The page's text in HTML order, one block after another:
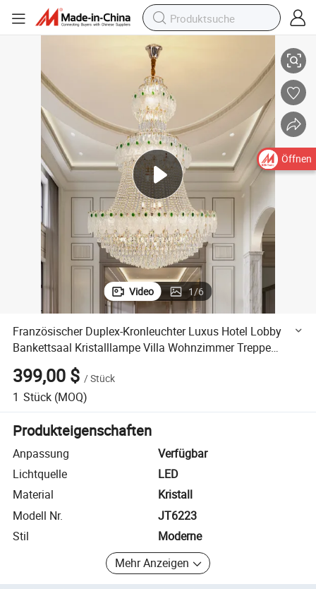
Villa Wohnzimmer Treppe Lange Pendelleuchte
Französischer Duplex-Kronleuchter Luxus Hotel Lobby Bankettsaal
Video 1/6
Französischer Duplex-Kronleuchter Luxus Hotel Lobby
Bankettsaal Kristalllampe Villa Wohnzimmer Treppe
Lange Pendelleuchte
399,00 $ /Stück
1 Stück (MOQ)
Produkteigenschaften
Anpassung
Verfügbar
Lichtquelle
LED
Material
Kristall
Modell Nr.
JT6223
Stil
Moderne
Mehr Anzeigen
Öffnen